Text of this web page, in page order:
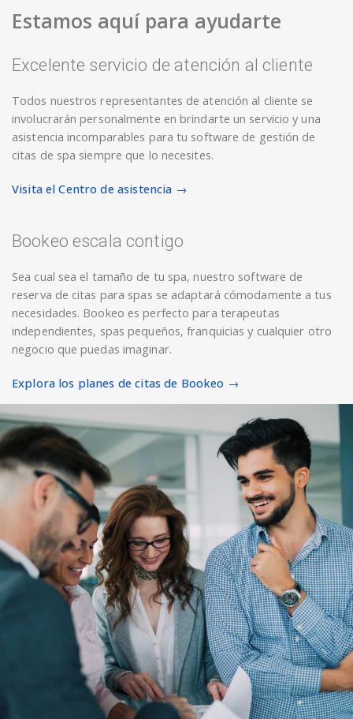
Estamos aquí para ayudarte
Excelente servicio de atención al cliente
Todos nuestros representantes de atención al cliente se
involucrarán personalmente en brindarte un servicio y una
asistencia incomparables para tu software de gestión de
citas de spa siempre que lo necesites.
Visita el Centro de asistencia →
Bookeo escala contigo
Sea cual sea el tamaño de tu spa, nuestro software de
reserva de citas para spas se adaptará cómodamente a tus
necesidades. Bookeo es perfecto para terapeutas
independientes, spas pequeños, franquicias y cualquier otro
negocio que puedas imaginar.
Explora los planes de citas de Bookeo →